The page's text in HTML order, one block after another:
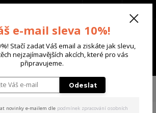
Menu
& TÍLKA
Yakuza pánské tričko Ugly Regular T-
e-mail sleva 10%!
Stačí zadat Váš email a ziskáte jak slevu,
nejzajímavějších akcích, které pro vás
připravujeme.
Odeslat
novinky e-mailem dle podmínek zpracování osobních